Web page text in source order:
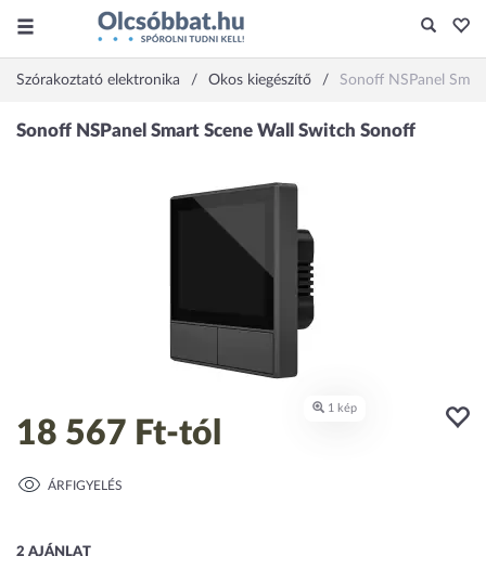
Szórakoztató elektronika Okos kiegészítő Sonoff NSPanel
18 567 Ft-tól
ÁRFIGYELÉS
2 AJÁNLAT